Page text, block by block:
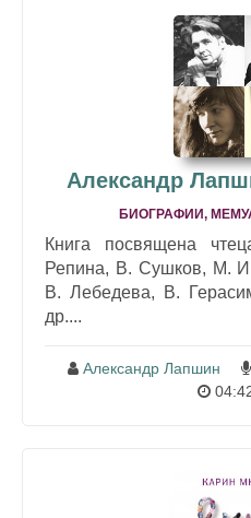
Александр
БИОГРАФИИ,
Книга посвящена
Репина, В. Сушков, М.
В. Лебедева, В.
др....
Александр Лапшин